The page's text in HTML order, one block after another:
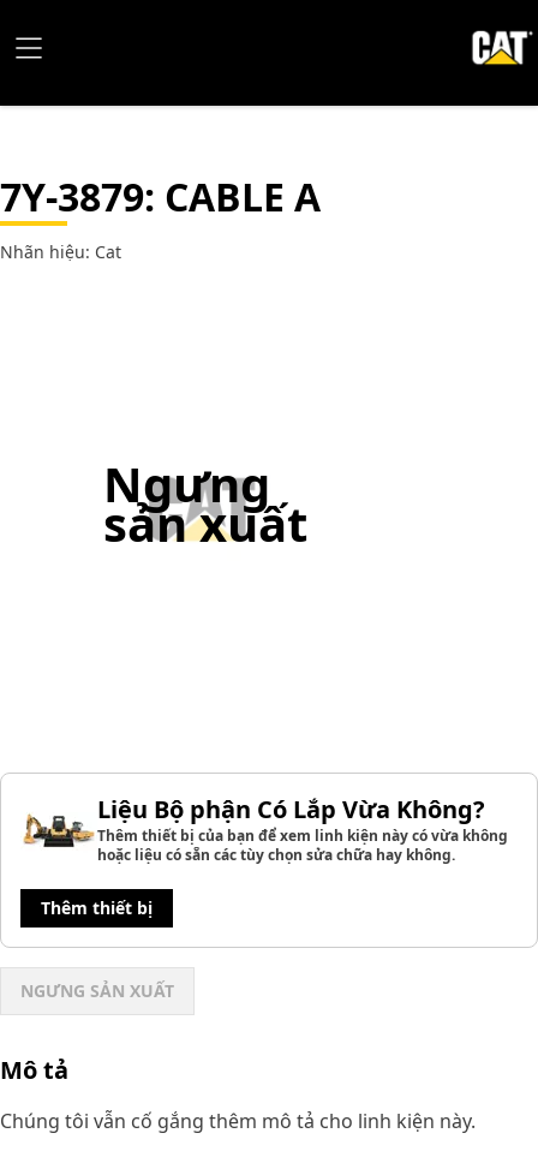
7Y-3879: CABLE A
Nhãn hiệu: Cat
Ngưng
sản xuất
Liệu Bộ phận Có Lắp Vừa Không?
Thêm thiết bị của bạn để xem linh kiện này có vừa không
hoặc liệu có sẵn các tùy chọn sửa chữa hay không.
Thêm thiết bị
NGƯNG SẢN XUẤT
Mô tả
Chúng tôi vẫn cố gắng thêm mô tả cho linh kiện này.